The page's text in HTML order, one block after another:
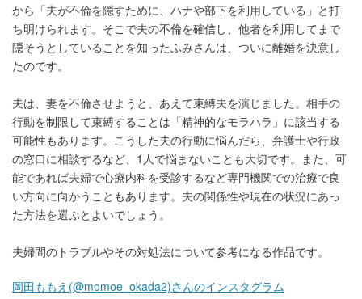
から「夫が不倫を隠すために、ハナや部下を利用している」と打
ち明けられます。そこで夫の不倫を確信し、他者を利用してまで
隠そうとしていることを知ったふみさんは、ついに離婚を決意し
たのです。
夫は、妻を不倫させようと、あえて束縛夫を演じました。相手の
行動を制限して束縛することは「精神的なモラハラ」に該当する
可能性もあります。こうした夫の行動に悩んだら、弁護士や行政
の窓口に相談するなど、1人で悩まないことも大切です。また、可
能であれば夫婦で心療内科を受診するなど専門機関での治療で良
い方向に向かうこともあります。夫の関係性や現在の状況にあっ
た方法を選ぶとよいでしょう。
夫婦間のトラブルやその対処法について参考になる作品です。
岡田ももえ(@momoe_okada2)さんのインスタグラム